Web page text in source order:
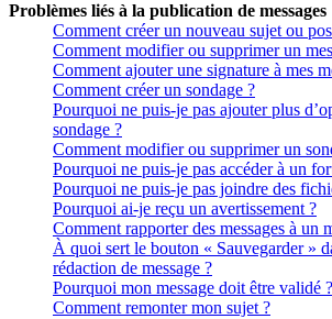
Problèmes liés à la publication de messages
Comment créer un nouveau sujet ou
Comment modifier ou supprimer un
Comment ajouter une signature à mes
Comment créer un sondage ?
Pourquoi ne puis-je pas ajouter plus
sondage ?
Comment modifier ou supprimer un
Pourquoi ne puis-je pas accéder à un
Pourquoi ne puis-je pas joindre des
Pourquoi ai-je reçu un avertissement ?
Comment rapporter des messages à un
À quoi sert le bouton « Sauvegarder »
rédaction de message ?
Pourquoi mon message doit être validé ?
Comment remonter mon sujet ?